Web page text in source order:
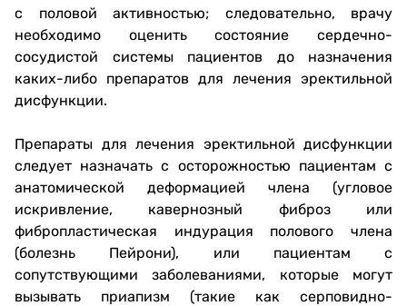
с половой активностью; следовательно, врачу
необходимо оценить состояние сердечно-
сосудистой системы пациентов до назначения
каких-либо препаратов для лечения эректильной
дисфункции.
Препараты для лечения эректильной дисфункции
следует назначать с осторожностью пациентам с
анатомической деформацией члена (угловое
искривление, кавернозный фиброз или
фибропластическая индурация полового члена
(болезнь Пейрони), или пациентам с
сопутствующими заболеваниями, которые могут
вызывать приапизм (такие как серповидно-